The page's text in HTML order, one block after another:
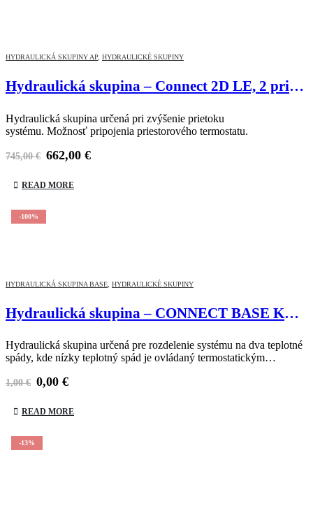
HYDRAULICKÁ SKUPINY AP HYDRAULICKÉ SKUPINY
Hydraulická skupina – Connect 2D LE, 2 priame okruhy, el. čerpadla
Hydraulická skupina určená pri zvýšenie prietoku
systému. Možnosť pripojenia priestorového termostatu.
745,00€ 662,00€
READ MORE
-100%
HYDRAULICKÁ SKUPINA BASE HYDRAULICKÉ SKUPINY
Hydraulická skupina – CONNECT BASE KE MIX 1 LE, 1AT+1BT
Hydraulická skupina určená pre rozdelenie systému na dva teplotné
spády, kde nízky teplotný spád je ovládaný termostatickým
zmiešavací ventil, teplomery, limitný termostat, elektrická…
1,00€ 0,00€
READ MORE
-13%